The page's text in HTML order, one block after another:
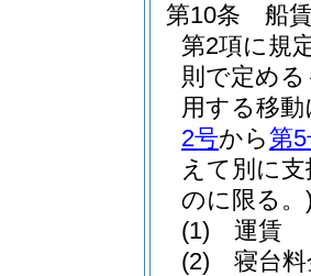
第10条
船
第2項に規
則で定め
用する移
2号から第
えて別に
のに限る。
(1)
運賃
(2)
寝台